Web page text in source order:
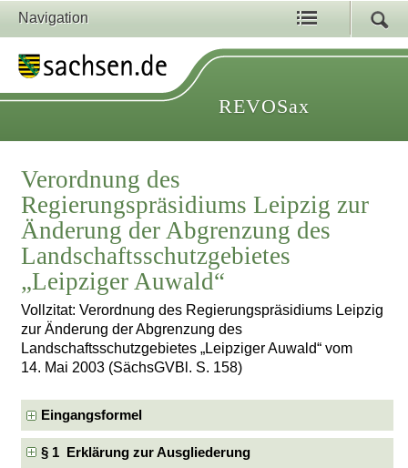
Navigation
REVOSax
Verordnung des
Regierungspräsidiums Leipzig zur
Änderung der Abgrenzung des
Landschaftsschutzgebietes
„Leipziger Auwald“
Vollzitat: Verordnung des Regierungspräsidiums Leipzig
zur Änderung der Abgrenzung des
Landschaftsschutzgebietes „Leipziger Auwald“ vom
14. Mai 2003 (SächsGVBl. S. 158)
Eingangsformel
§ 1 Erklärung zur Ausgliederung